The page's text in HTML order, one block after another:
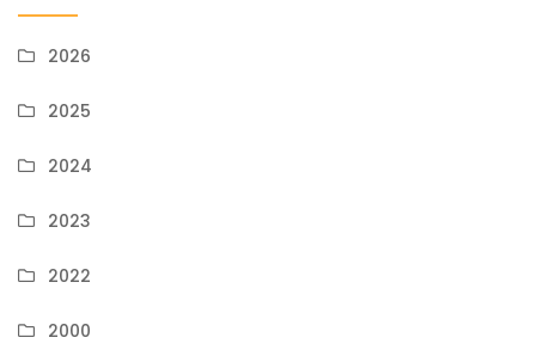
2026
2025
2024
2023
2022
2000